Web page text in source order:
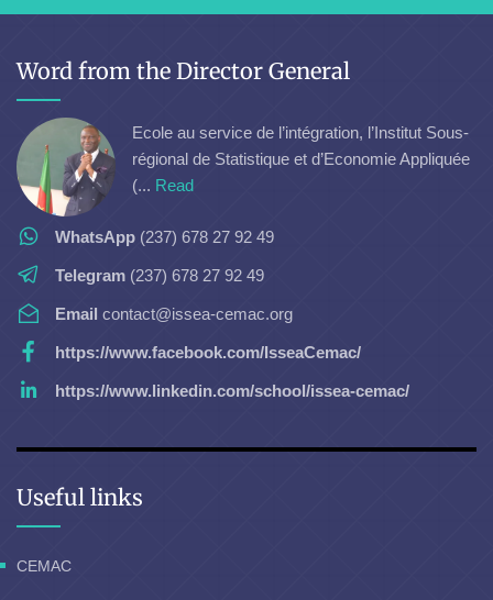
Word from the Director General
Ecole au service de l’intégration, l’Institut Sous-
régional de Statistique et d’Economie Appliquée
(... Read
WhatsApp (237) 678 27 92 49
Telegram (237) 678 27 92 49
Email contact@issea-cemac.org
https://www.facebook.com/IsseaCemac/
https://www.linkedin.com/school/issea-cemac/
Useful links
CEMAC